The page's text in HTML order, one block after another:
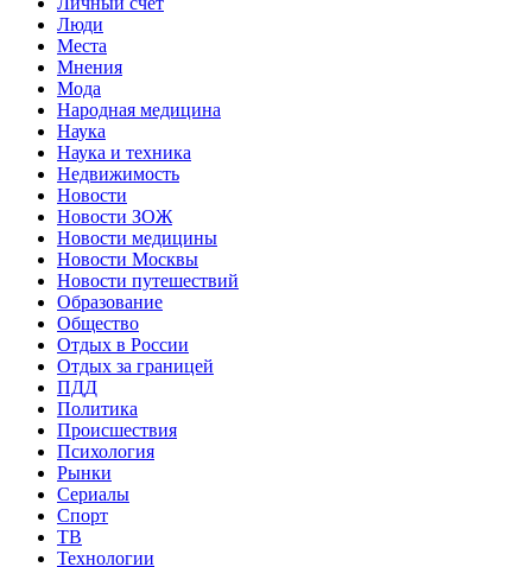
Люди
Места
Мнения
Мода
Народная медицина
Наука
Наука и техника
Недвижимость
Новости
Новости ЗОЖ
Новости медицины
Новости Москвы
Новости путешествий
Образование
Общество
Отдых в России
Отдых за границей
ПДД
Политика
Происшествия
Психология
Рынки
Сериалы
Спорт
ТВ
Технологии